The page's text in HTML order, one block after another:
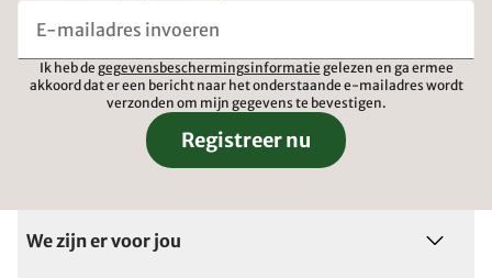
Ik heb de gegevensbeschermingsinformatie gelezen en ga ermee
akkoord dat er een bericht naar het onderstaande e-mailadres wordt
verzonden om mijn gegevens te bevestigen.
Registreer nu
We zijn er voor jou